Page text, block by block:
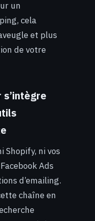
un
cela
et plus
de votre
s’intègre
Shopify, ni vos
Ads
d’emailing.
chaîne en